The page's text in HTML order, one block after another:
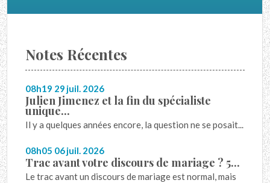
Notes Récentes
08h19 29 juil. 2026
Julien Jimenez et la fin du spécialiste
unique...
Il y a quelques années encore, la question ne se posait...
08h05 06juil. 2026
Trac avant votre discours de mariage ? 5...
Le trac avant un discours de mariage est normal, mais